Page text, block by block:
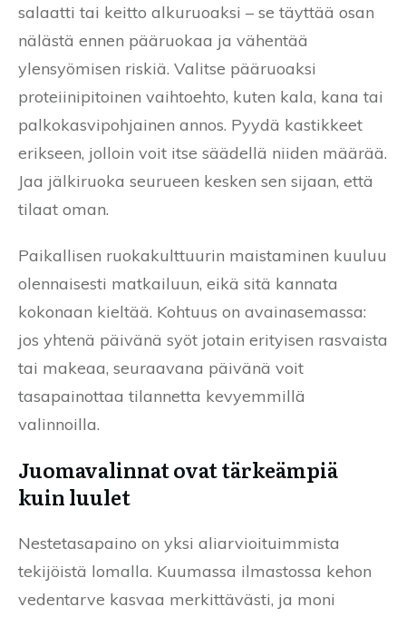
salaatti tai keitto alkuruoaksi – se täyttää osan
nälästä ennen pääruokaa ja vähentää
ylensyömisen riskiä. Valitse pääruoaksi
proteiinipitoinen vaihtoehto, kuten kala, kana tai
palkokasvipohjainen annos. Pyydä kastikkeet
erikseen, jolloin voit itse säädellä niiden määrää.
Jaa jälkiruoka seurueen kesken sen sijaan, että
tilaat oman.
Paikallisen ruokakulttuurin maistaminen kuuluu
olennaisesti matkailuun, eikä sitä kannata
kokonaan kieltää. Kohtuus on avainasemassa:
jos yhtenä päivänä syöt jotain erityisen rasvaista
tai makeaa, seuraavana päivänä voit
tasapainottaa tilannetta kevyemmillä
valinnoilla.
Juomavalinnat ovat tärkeämpiä
kuin luulet
Nestetasapaino on yksi aliarvioituimmista
tekijöistä lomalla. Kuumassa ilmastossa kehon
vedentarve kasvaa merkittävästi, ja moni